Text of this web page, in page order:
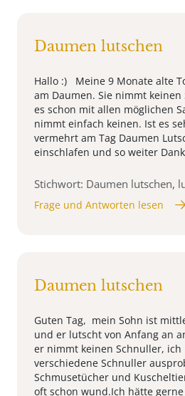
Daumen lutschen
Hallo :) Meine 9 Monate alte
am Daumen. Sie nimmt
es schon mit allen möglichen
nimmt einfach keinen. Ist es
vermehrt am Tag Daumen
einschlafen und so weiter
Stichwort: Daumen lutschen,
Frage und Antworten lesen
Daumen lutschen
Guten Tag, mein Sohn ist
und er lutscht von Anfang an
er nimmt keinen Schnuller, ich
verschiedene Schnuller
Schmusetücher und
oft schon wund.Ich hätte